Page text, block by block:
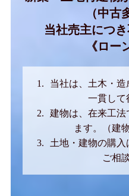
（中古
当社売主につ
《ロー
当社は、土木・
一貫して
建物は、在来工法
ます。（建
土地・建物の購入
ご相